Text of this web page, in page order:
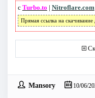
с Turbo.to | Nitroflare.com
Прямая ссылка на
Mansory 10/06/